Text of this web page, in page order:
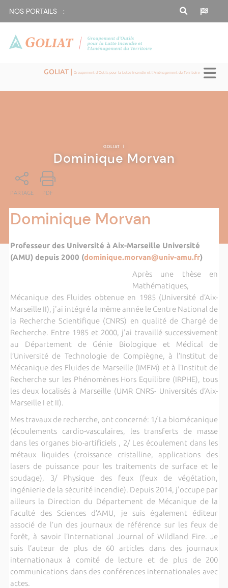
NOS PORTAILS :
GOLIAT |Groupement d'Outils pour la Lutte Incendie et l'Aménagement du Territoire
GOLIAT |
Dominique Morvan
PARTAGE PDF
Dominique Morvan
Professeur des Université à Aix-Marseille Université
(AMU) depuis 2000 (dominique.morvan@univ-amu.fr)
Après une thèse en
Mathématiques,
Mécanique des Fluides obtenue en 1985 (Université d’Aix-
Marseille II), j'ai intégré la même année le Centre National de
la Recherche Scientifique (CNRS) en qualité de Chargé de
Recherche. Entre 1985 et 2000, j'ai travaillé successivement
au Département de Génie Biologique et Médical de
l’Université de Technologie de Compiègne, à l’Institut de
Mécanique des Fluides de Marseille (IMFM) et à l’Institut de
Recherche sur les Phénomènes Hors Equilibre (IRPHE), tous
les deux localisés à Marseille (UMR CNRS- Universités d’Aix-
Marseille I et II).
Mes travaux de recherche, ont concerné: 1/ La biomécanique
(écoulements cardio-vasculaires, les transferts de masse
dans les organes bio-artificiels , 2/ Les écoulement dans les
métaux liquides (croissance cristalline, applications des
lasers de puissance pour les traitements de surface et le
soudage), 3/ Physique des feux (feux de végétation,
ingénierie de la sécurité incendie). Depuis 2014, j'occupe par
ailleurs la Direction du Département de Mécanique de la
Faculté des Sciences d’AMU, je suis également éditeur
associé de l’un des journaux de référence sur les feux de
forêt, à savoir l’International Journal of Wildland Fire. Je
suis l’auteur de plus de 60 articles dans des journaux
internationaux à comité de lecture et de plus de 200
communications dans des conférences internationales avec
actes.